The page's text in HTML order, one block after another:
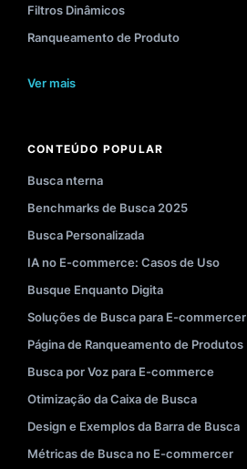
Filtros Dinâmicos
Ranqueamento de Produto
Ver mais
CONTEÚDO POPULAR
Busca nterna
Benchmarks de Busca 2025
Busca Personalizada
IA no E-commerce: Casos de Uso
Busque Enquanto Digita
Soluções de Busca para E-commercer
Página de Ranqueamento de Produtos
Busca por Voz para E-commerce
Otimização da Caixa de Busca
Design e Exemplos da Barra de Busca
Métricas de Busca no E-commercer